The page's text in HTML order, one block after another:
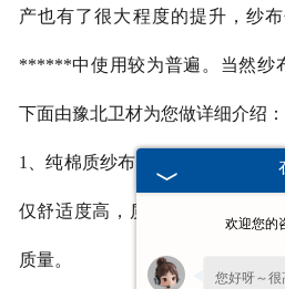
产也有了很大程度的提升，纱
******中使用较为普遍。当然纱
下面由豫北卫材为您做详细介绍：
1、纯棉质纱布。在棉被、蚕丝被
仅舒适度高，质感柔软，而且
质量。
欢迎您的
您好呀～很